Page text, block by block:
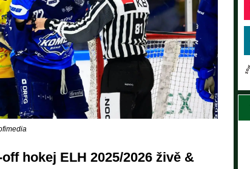
hokej ELH 2025/2026 živě &